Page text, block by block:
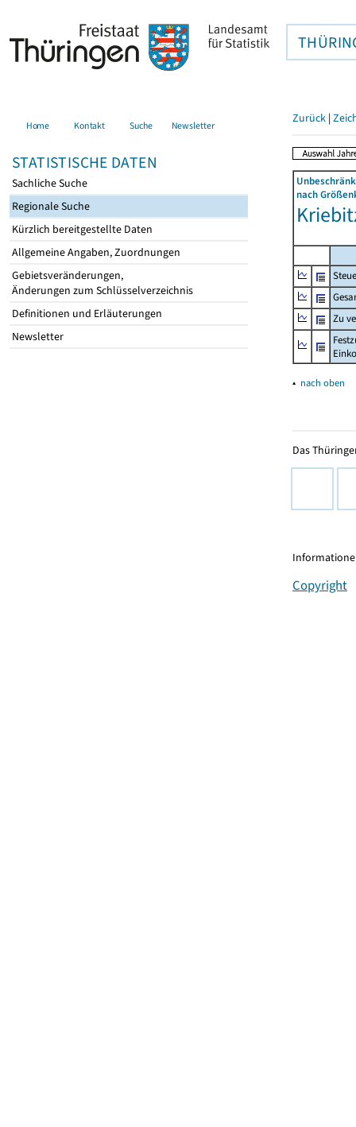
Home Kontakt Suche Newsletter
STATISTISCHE DATEN
Sachliche Suche
Regionale Suche
Kürzlich bereitgestellte Daten
Allgemeine Angaben, Zuordnungen
Gebietsveränderungen,
Änderungen zum Schlüsselverzeichnis
Definitionen und Erläuterungen
Newsletter
Zurück |
nach
Zu
▴ nach oben
Das
Copyright